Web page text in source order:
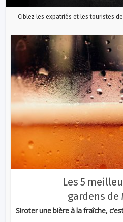
Ciblez les expatriés et les touristes
Les 5
gardens de
Siroter une bière à la fraîche,